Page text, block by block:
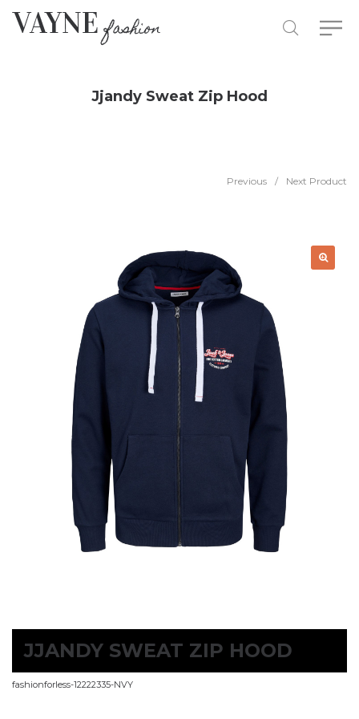
Jjandy Sweat Zip Hood
Previous / Next Product
JJANDY SWEAT ZIP HOOD
fashionforless-12222335-NVY